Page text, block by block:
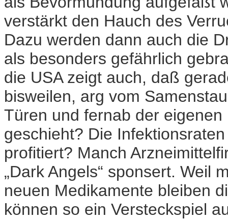
verstärkt den Hauch des
Dazu werden dann auch die
als besonders gefährlich
die USA zeigt auch, daß
bisweilen, arg vom
Türen und fernab der
geschieht? Die
profitiert? Manch
„Dark Angels“ sponsert. Weil
neuen Medikamente bleiben
können so ein Versteckspiel